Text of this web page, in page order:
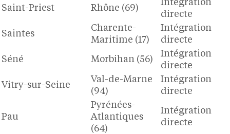
Saint-Priest Rhône (69)
Intégration
directe
Saintes
Charente-
Maritime (17)
Intégration
directe
Séné Morbihan (56)
Intégration
directe
Vitry-sur-Seine
Val-de-Marne
(94)
Intégration
directe
Pau
Pyrénées-
Atlantiques
(64)
Intégration
directe